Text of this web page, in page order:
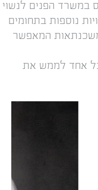
במשרד הפנים לנשוי
נוספות בתחומים
המאפשר
אחד לממש את